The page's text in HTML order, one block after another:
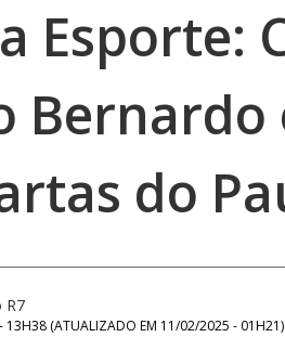
Esporte:
do
R7
13H38 (ATUALIZADO EM 11/02/2025 - 01H21)